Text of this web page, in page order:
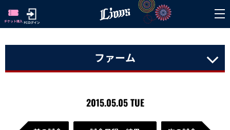
ファーム
2015.05.05 TUE